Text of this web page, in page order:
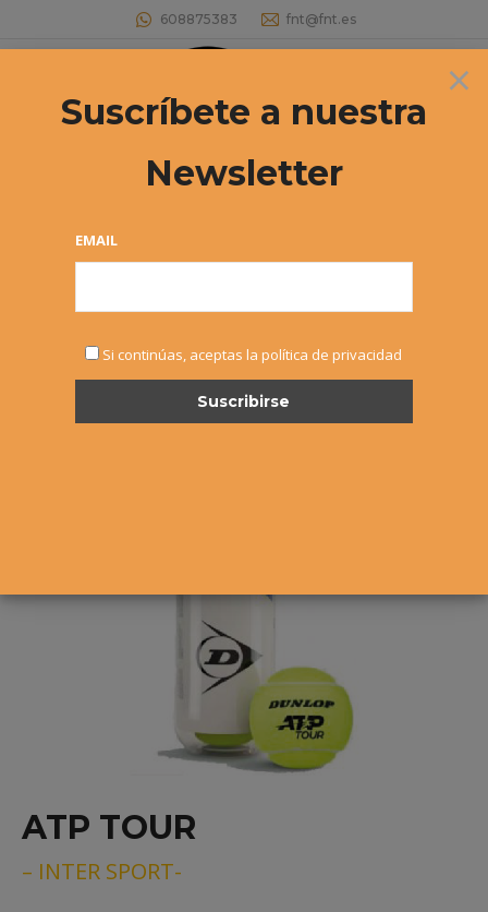
608875383 fnt@fnt.es
Buscar:
ATP TOUR
– INTER SPORT-
×
Suscríbete a nuestra
Newsletter
EMAIL
Si continúas, aceptas la política de privacidad